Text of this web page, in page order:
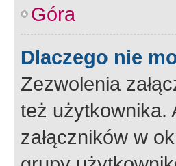
Góra
Dlaczego nie
Zezwolenia
też użytkownika.
załączników w